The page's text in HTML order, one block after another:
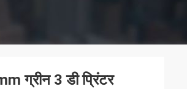
ग्रीन 3 डी प्रिंटर